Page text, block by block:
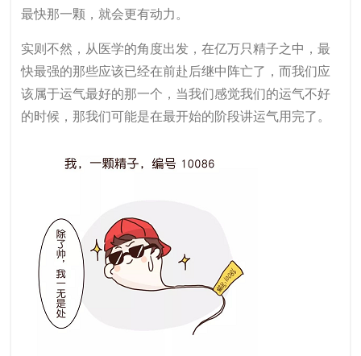
最快那一颗，就会更有动力。
实则不然，从医学的角度出发，在亿万只精子之中，最
快最强的那些应该已经在前赴后继中阵亡了，而我们应
该属于运气最好的那一个，当我们感觉我们的运气不好
的时候，那我们可能是在最开始的阶段讲运气用完了。